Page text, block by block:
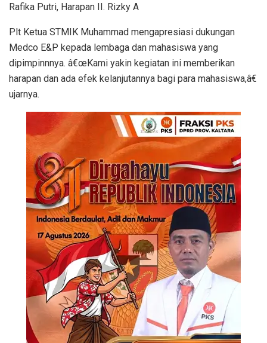
Rafika Putri, Harapan II. Rizky A
Plt Ketua STMIK Muhammad mengapresiasi dukungan
Medco E&P kepada lembaga dan mahasiswa yang
dipimpinnnya. â€œKami yakin kegiatan ini memberikan
harapan dan ada efek kelanjutannya bagi para mahasiswa,â€
ujarnya.